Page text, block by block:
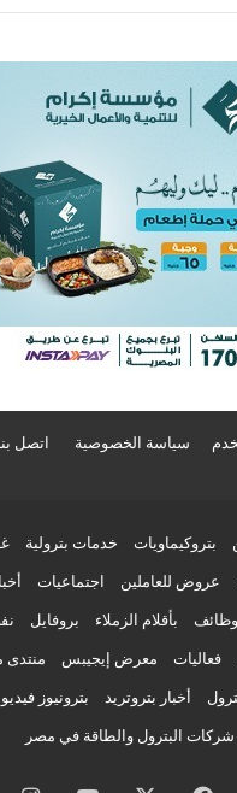
سياسة الخصوصية اتصل
بتروكيماويات خدمات بترولية
عروض للعاملين اجتماعيات
وظائف بأقلام الزملاء بروفايل
فعاليات معرض إيجيبس منتدى
أخبار بتروتريد بترونيوز فيديو
شركات البترول والطاقة في مصر